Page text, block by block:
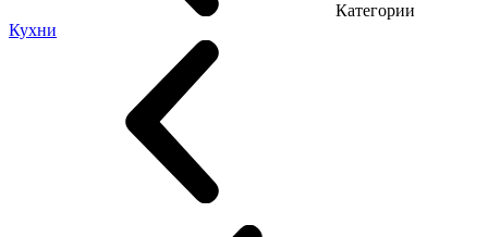
Категории
Кухни